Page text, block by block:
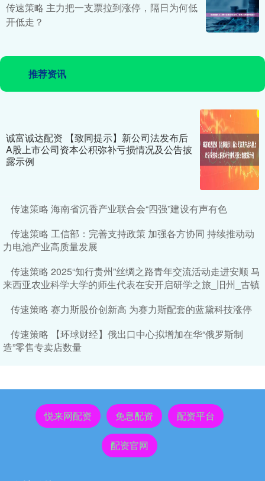
传速策略 主力把一支票拉到涨停，隔日为何低
开低走？
推荐资讯
诚富诚达配资 【致同提示】新公司法发布后
A股上市公司资本公积弥补亏损情况及公告披
露示例
传速策略 海南省沉香产业联合会“四强”建设有声有色
传速策略 工信部：完善支持政策 加强各方协同 持续推动动
力电池产业高质量发展
传速策略 2025“知行贵州”丝绸之路青年交流活动走进安顺 马
来西亚农业科学大学的师生代表在安开启研学之旅_旧州_古镇
传速策略 赛力斯股价创新高 为赛力斯配套的蓝黛科技涨停
传速策略 【环球财经】俄出口中心拟增加在华“俄罗斯制
造”零售专卖店数量
悦来网配资 免息配资 配资平台
配资官网